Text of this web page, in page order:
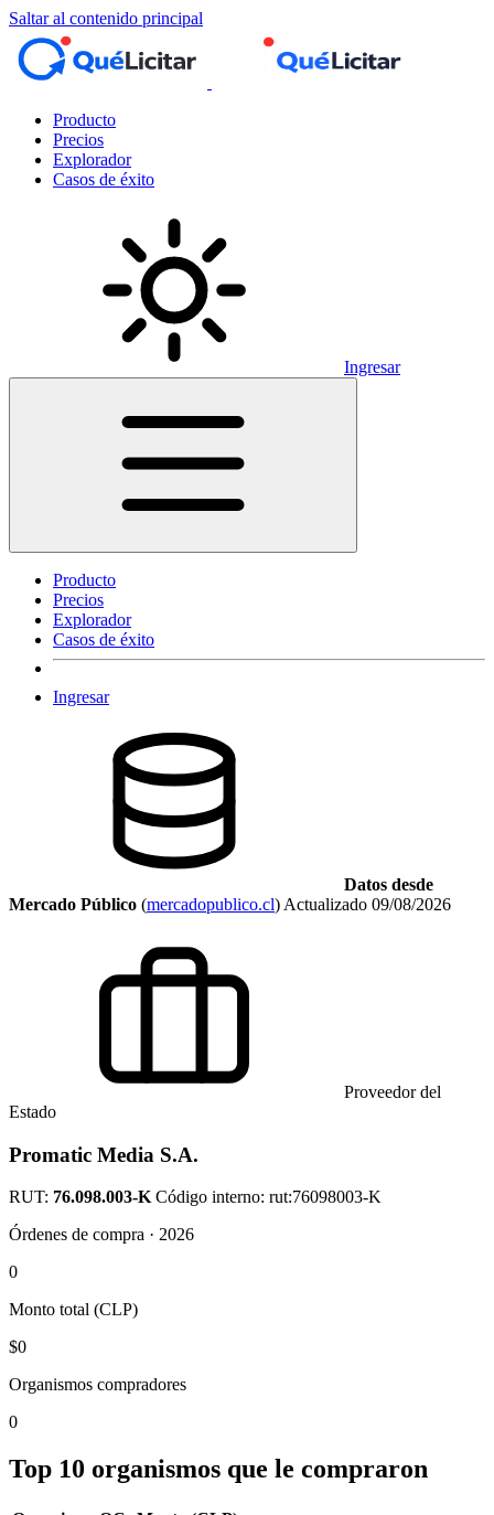
Saltar al contenido principal
Producto
Precios
Explorador
Casos de éxito
Ingresar
Producto
Precios
Explorador
Casos de éxito
Ingresar
Datos desde
Mercado Público (mercadopublico.cl) Actualizado 09/08/2026
Proveedor del
Estado
Promatic Media S.A.
RUT: 76.098.003-K Código interno: rut:76098003-K
Órdenes de compra · 2026
0
Monto total (CLP)
$0
Organismos compradores
0
Top 10 organismos que le compraron